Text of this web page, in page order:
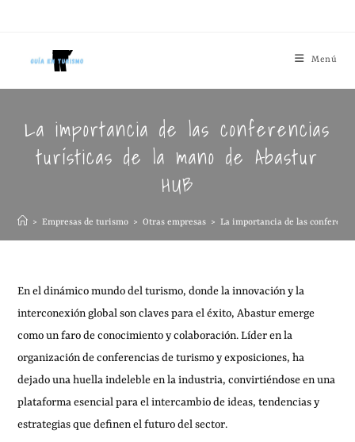
Menú
La importancia de las conferencias
turísticas de la mano de Abastur
HUB
> Empresas de turismo > Otras empresas > La importancia de las
En el dinámico mundo del turismo, donde la innovación y la
interconexión global son claves para el éxito, Abastur emerge
como un faro de conocimiento y colaboración. Líder en la
organización de conferencias de turismo y exposiciones, ha
dejado una huella indeleble en la industria, convirtiéndose en una
plataforma esencial para el intercambio de ideas, tendencias y
estrategias que definen el futuro del sector.